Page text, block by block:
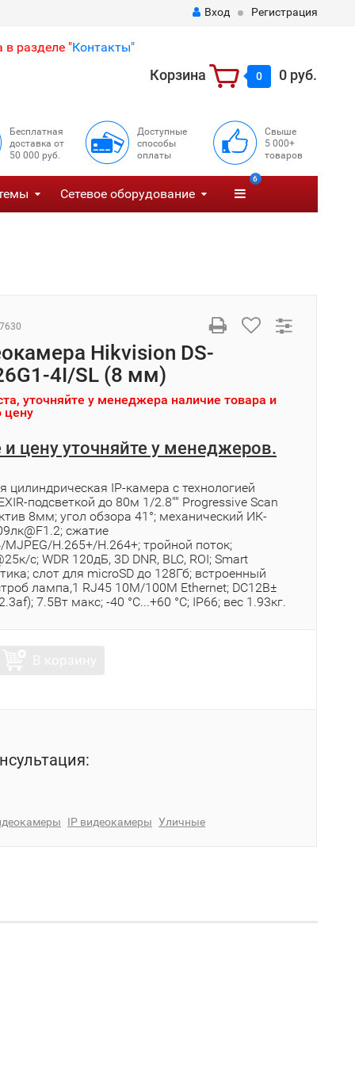
Вход Регистрация
разделе "Контакты"
Корзина 0 0 руб.
Бесплатная
доставка от
50 000 руб.
Доступные
способы
оплаты
Свыше
5 000+
товаров
Сетевое оборудование
6
Hikvision DS-
4I/SL (8 мм)
уточняйте у менеджера наличие товара и
цену
цену уточняйте у менеджеров.
цилиндрическая IP-камера с технологией
подсветкой до 80м 1/2.8"" Progressive Scan
8мм; угол обзора 41°; механический ИК-
сжатие
H.265+/H.264+; тройной поток;
с; WDR 120дБ, 3D DNR, BLC, ROI; Smart
слот для microSD до 128Гб; встроенный
лампа,1 RJ45 10M/100M Ethernet; DC12В±
7.5Вт макс; -40 °C...+60 °C; IP66; вес 1.93кг.
IP видеокамеры Уличные